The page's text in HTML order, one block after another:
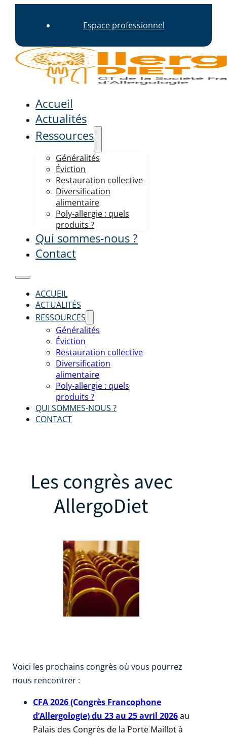
Espace professionnel
Accueil
Actualités
Ressources
Généralités
Éviction
Restauration collective
Diversification
alimentaire
Poly-allergie : quels
produits ?
Qui sommes-nous ?
Contact
ACCUEIL
ACTUALITÉS
RESSOURCES
Généralités
Éviction
Restauration collective
Diversification
alimentaire
Poly-allergie : quels
produits ?
QUI SOMMES-NOUS ?
CONTACT
Les congrès avec
AllergoDiet
Voici les prochains congrès où vous pourrez
nous rencontrer :
CFA 2026 (Congrès Francophone
d’Allergologie) du 23 au 25 avril 2026au
Palais des Congrès de la Porte Maillot à